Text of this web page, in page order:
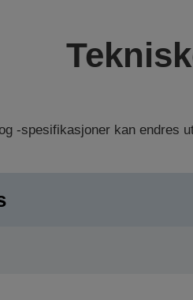
-spesifikasjoner kan endres